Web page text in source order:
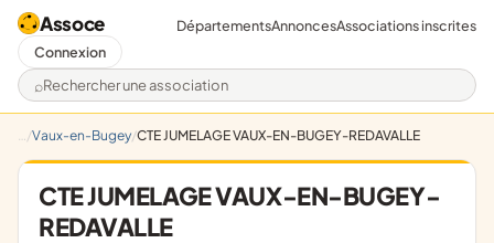
Assoce
Rechercher une association
DépartementsAnnoncesAssociations inscrites
Connexion
Vaux-en-Bugey CTE JUMELAGE VAUX-EN-BUGEY-REDAVALLE
CTE JUMELAGE VAUX-EN-BUGEY-
REDAVALLE